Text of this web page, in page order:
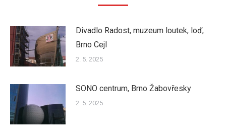
Divadlo Radost, muzeum loutek, loď,
Brno Cejl
2. 5. 2025
SONO centrum, Brno Žabovřesky
2. 5. 2025